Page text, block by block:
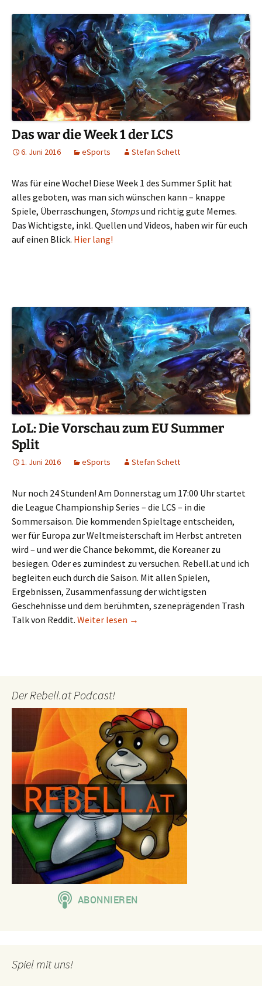
Das war die Week 1 der LCS
6. Juni 2016 eSports Stefan Schett
Was für eine Woche! Diese Week 1 des Summer Split hat
alles geboten, was man sich wünschen kann – knappe
Spiele, Überraschungen, Stompsund richtig gute Memes.
Das Wichtigste, inkl. Quellen und Videos, haben wir für euch
auf einen Blick. Hier lang!
LoL: Die Vorschau zum EU Summer
Split
1. Juni 2016 eSports Stefan Schett
Nur noch 24 Stunden! Am Donnerstag um 17:00 Uhr startet
die League Championship Series – die LCS – in die
Sommersaison. Die kommenden Spieltage entscheiden,
wer für Europa zur Weltmeisterschaft im Herbst antreten
wird – und wer die Chance bekommt, die Koreaner zu
besiegen. Oder es zumindest zu versuchen. Rebell.at und ich
begleiten euch durch die Saison. Mit allen Spielen,
Ergebnissen, Zusammenfassung der wichtigsten
Geschehnisse und dem berühmten, szeneprägenden Trash
Talk von Reddit. Weiter lesen LoL: Die Vorschau zum EU
→
Der Rebell.at Podcast!
Spiel mit uns!